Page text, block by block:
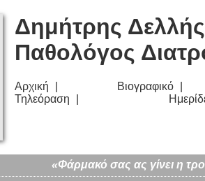
Δημήτρης
Παθολόγος
Αρχική
Βιογραφικό
Τηλεόραση
«Φάρμακό σας ας γίνει η